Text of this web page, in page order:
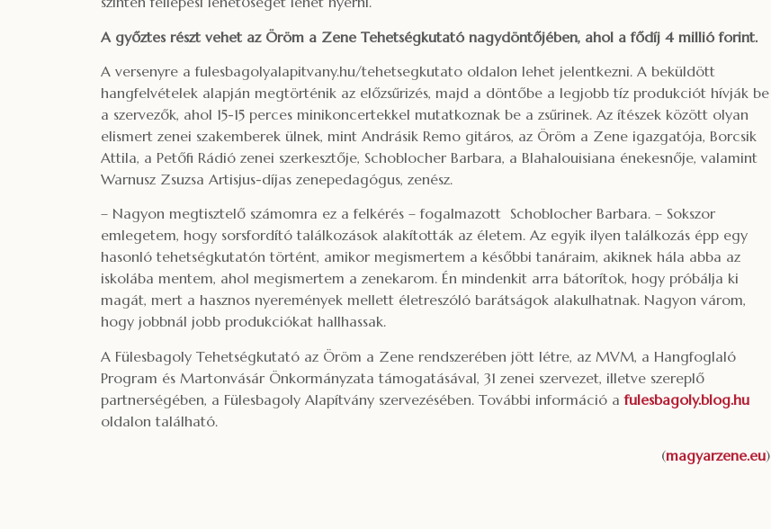
A győztes részt vehet az Öröm a Zene Tehetségkutató nagydöntőjében, ahol a fődíj 4 millió forint.
A versenyre a fulesbagolyalapitvany.hu/tehetsegkutato oldalon lehet jelentkezni. A beküldött
hangfelvételek alapján megtörténik az előzsűrizés, majd a döntőbe a legjobb tíz produkciót hívják be
a szervezők, ahol 15-15 perces minikoncertekkel mutatkoznak be a zsűrinek. Az ítészek között olyan
elismert zenei szakemberek ülnek, mint Andrásik Remo gitáros, az Öröm a Zene igazgatója, Borcsik
Attila, a Petőfi Rádió zenei szerkesztője, Schoblocher Barbara, a Blahalouisiana énekesnője, valamint
Warnusz Zsuzsa Artisjus-díjas zenepedagógus, zenész.
– Nagyon megtisztelő számomra ez a felkérés – fogalmazott Schoblocher Barbara. – Sokszor
emlegetem, hogy sorsfordító találkozások alakították az életem. Az egyik ilyen találkozás épp egy
hasonló tehetségkutatón történt, amikor megismertem a későbbi tanáraim, akiknek hála abba az
iskolába mentem, ahol megismertem a zenekarom. Én mindenkit arra bátorítok, hogy próbálja ki
magát, mert a hasznos nyeremények mellett életreszóló barátságok alakulhatnak. Nagyon várom,
hogy jobbnál jobb produkciókat hallhassak.
A Fülesbagoly Tehetségkutató az Öröm a Zene rendszerében jött létre, az MVM, a Hangfoglaló
Program és Martonvásár Önkormányzata támogatásával, 31 zenei szervezet, illetve szereplő
partnerségében, a Fülesbagoly Alapítvány szervezésében. További információ afulesbagoly.blog.hu
oldalon található.
(magyarzene.eu)